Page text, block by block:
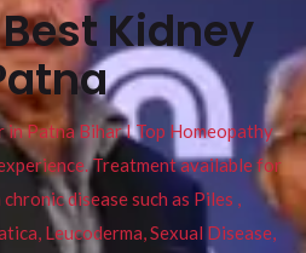
Best Kidney
Patna Bihar I Top Homeopathy
Treatment available for
disease such as Piles ,
Leucoderma, Sexual Disease,